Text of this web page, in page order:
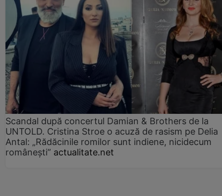
Scandal după concertul Damian & Brothers de la
UNTOLD. Cristina Stroe o acuză de rasism pe Delia
Antal: „Rădăcinile romilor sunt indiene, nicidecum
românești” actualitate.net